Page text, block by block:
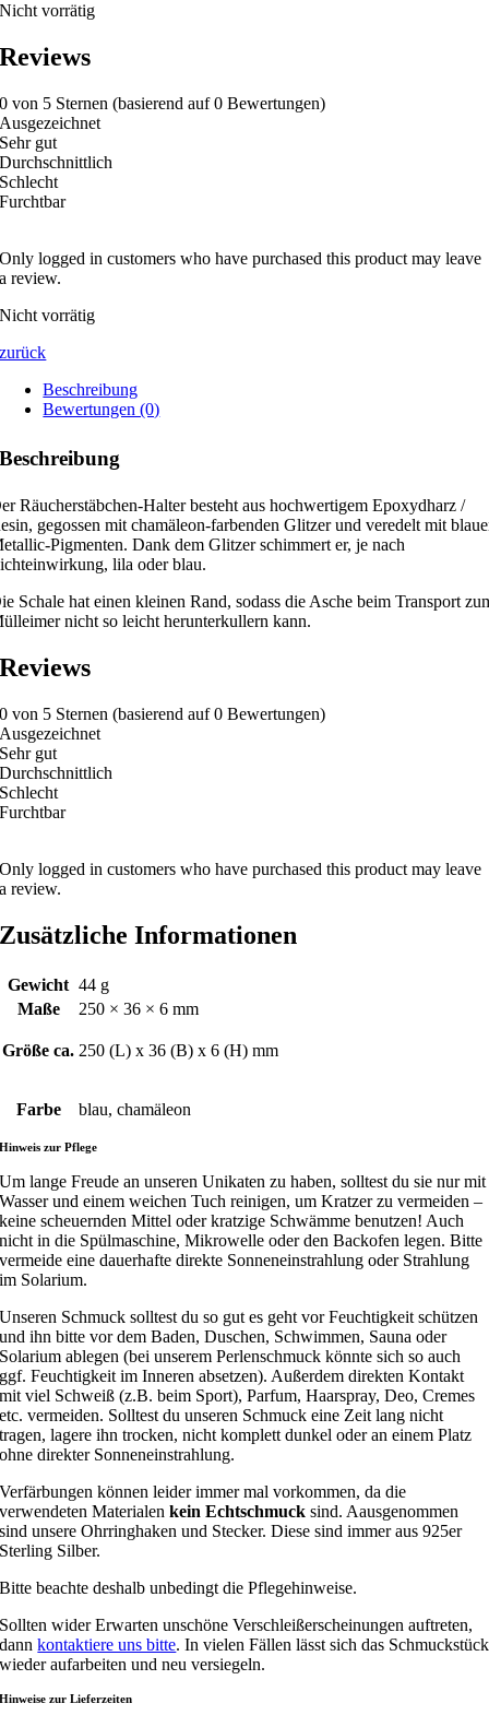
Nicht vorrätig
Reviews
0 von 5 Sternen (basierend auf 0 Bewertungen)
Ausgezeichnet
Sehr gut
Durchschnittlich
Schlecht
Furchtbar
Only logged in customers who have purchased this product may leave
a review.
Nicht vorrätig
zurück
Beschreibung
Bewertungen (0)
Beschreibung
Räucherstäbchen-Halter besteht aus hochwertigem Epoxydharz /
gegossen mit chamäleon-farbenden Glitzer und veredelt mit
Pigmenten. Dank dem Glitzer schimmert er, je nach
lila oder blau.
Schale hat einen kleinen Rand, sodass die Asche beim Transport
nicht so leicht herunterkullern kann.
Reviews
0 von 5 Sternen (basierend auf 0 Bewertungen)
Ausgezeichnet
Sehr gut
Durchschnittlich
Schlecht
Furchtbar
Only logged in customers who have purchased this product may leave
a review.
Zusätzliche Informationen
Gewicht 44 g
Maße
250 × 36 × 6 mm
Größe ca. 250 (L) x 36 (B) x 6 (H) mm
Farbe blau, chamäleon
Hinweis zur Pflege
Um lange Freude an unseren Unikaten zu haben, solltest du sie nur mit
Wasser und einem weichen Tuch reinigen, um Kratzer zu vermeiden –
keine scheuernden Mittel oder kratzige Schwämme benutzen! Auch
nicht in die Spülmaschine, Mikrowelle oder den Backofen legen. Bitte
vermeide eine dauerhafte direkte Sonneneinstrahlung oder Strahlung
im Solarium.
Unseren Schmuck solltest du so gut es geht vor Feuchtigkeit schützen
und ihn bitte vor dem Baden, Duschen, Schwimmen, Sauna oder
Solarium ablegen (bei unserem Perlenschmuck könnte sich so auch
ggf. Feuchtigkeit im Inneren absetzen). Außerdem direkten Kontakt
mit viel Schweiß (z.B. beim Sport), Parfum, Haarspray, Deo, Cremes
etc. vermeiden. Solltest du unseren Schmuck eine Zeit lang nicht
tragen, lagere ihn trocken, nicht komplett dunkel oder an einem Platz
ohne direkter Sonneneinstrahlung.
Verfärbungen können leider immer mal vorkommen, da die
verwendeten Materialenkein Echtschmuck sind. Aausgenommen
sind unsere Ohrringhaken und Stecker. Diese sind immer aus 925er
Sterling Silber.
Bitte beachte deshalb unbedingt die Pflegehinweise.
Sollten wider Erwarten unschöne Verschleißerscheinungen auftreten,
dannkontaktiere uns bitte. In vielen Fällen lässt sich das Schmuckstück
wieder aufarbeiten und neu versiegeln.
Hinweise zur Lieferzeiten